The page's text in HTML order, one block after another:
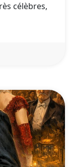
célèbres,